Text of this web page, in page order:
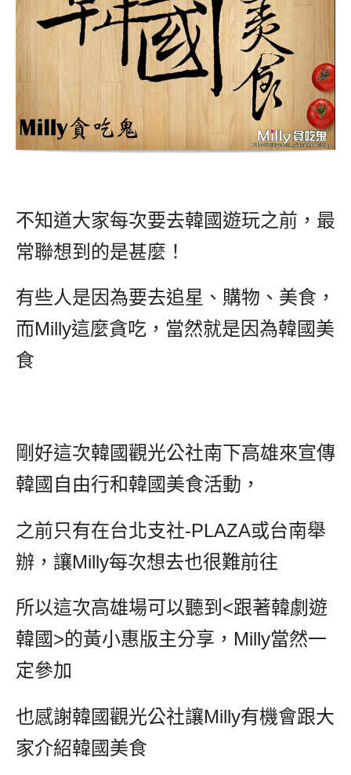
不知道大家每次要去韓國遊玩之前，最
常聯想到的是甚麼！
有些人是因為要去追星、購物、美食，
而Milly這麼貪吃，當然就是因為韓國美
食
剛好這次韓國觀光公社南下高雄來宣傳
韓國自由行和韓國美食活動，
之前只有在台北支社-PLAZA或台南舉
辦，讓Milly每次想去也很難前往
所以這次高雄場可以聽到<跟著韓劇遊
韓國>的黃小惠版主分享，Milly當然一
定參加
也感謝韓國觀光公社讓Milly有機會跟大
家介紹韓國美食